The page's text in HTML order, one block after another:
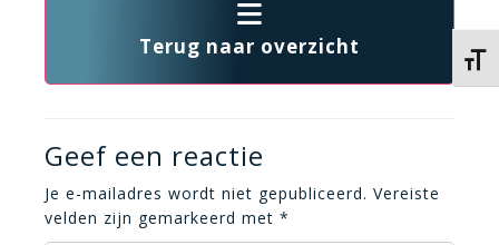
Terug naar overzicht
Geef een reactie
Je e-mailadres wordt niet gepubliceerd. Vereiste
velden zijn gemarkeerd met *